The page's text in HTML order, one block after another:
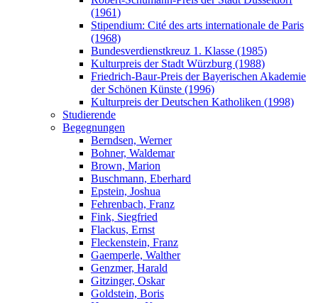
(1961)
Stipendium: Cité des arts internationale de Paris
(1968)
Bundesverdienstkreuz 1. Klasse (1985)
Kulturpreis der Stadt Würzburg (1988)
Friedrich-Baur-Preis der Bayerischen Akademie
der Schönen Künste (1996)
Kulturpreis der Deutschen Katholiken (1998)
Studierende
Begegnungen
Berndsen, Werner
Bohner, Waldemar
Brown, Marion
Buschmann, Eberhard
Epstein, Joshua
Fehrenbach, Franz
Fink, Siegfried
Flackus, Ernst
Fleckenstein, Franz
Gaemperle, Walther
Genzmer, Harald
Gitzinger, Oskar
Goldstein, Boris